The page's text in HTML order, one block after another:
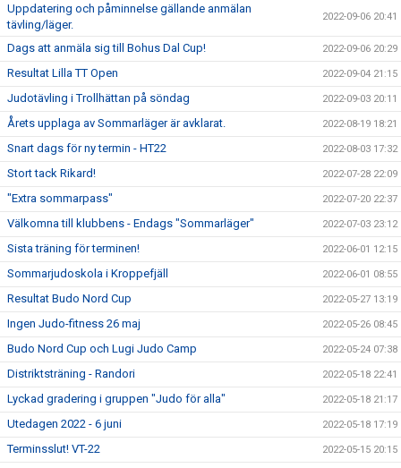
Uppdatering och påminnelse gällande anmälan
tävling/läger.
2022-09-06 20:41
Dags att anmäla sig till Bohus Dal Cup! 2022-09-06 20:29
Resultat Lilla TT Open 2022-09-04 21:15
Judotävling i Trollhättan på söndag 2022-09-03 20:11
Årets upplaga av Sommarläger är avklarat. 2022-08-19 18:21
Snart dags för ny termin - HT22 2022-08-03 17:32
Stort tack Rikard! 2022-07-28 22:09
"Extra sommarpass" 2022-07-20 22:37
Välkomna till klubbens - Endags "Sommarläger" 2022-07-03 23:12
Sista träning för terminen! 2022-06-01 12:15
Sommarjudoskola i Kroppefjäll 2022-06-01 08:55
Resultat Budo Nord Cup 2022-05-27 13:19
Ingen Judo-fitness 26 maj 2022-05-26 08:45
Budo Nord Cup och Lugi Judo Camp 2022-05-24 07:38
Distriktsträning - Randori 2022-05-18 22:41
Lyckad gradering i gruppen "Judo för alla" 2022-05-18 21:17
Utedagen 2022 - 6 juni 2022-05-18 17:19
Terminsslut! VT-22 2022-05-15 20:15